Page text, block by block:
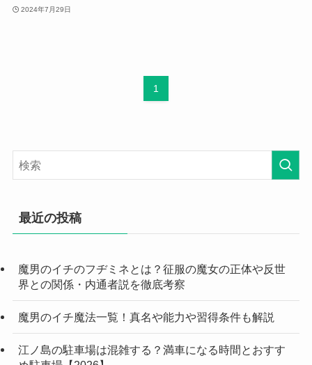
2024年7月29日
1
最近の投稿
魔男のイチのフヂミネとは？征服の魔女の正体や反世
界との関係・内通者説を徹底考察
魔男のイチ魔法一覧！真名や能力や習得条件も解説
江ノ島の駐車場は混雑する？満車になる時間とおすす